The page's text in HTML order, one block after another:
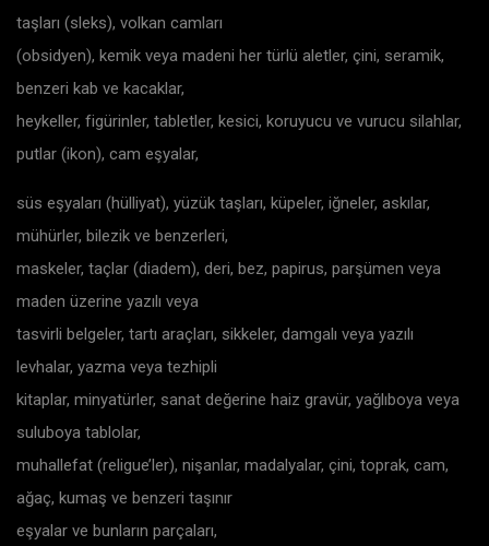
taşları (sleks), volkan camları
(obsidyen), kemik veya madeni her türlü aletler, çini, seramik,
benzeri kab ve kacaklar,
heykeller, figürinler, tabletler, kesici, koruyucu ve vurucu silahlar,
putlar (ikon), cam eşyalar,
süs eşyaları (hülliyat), yüzük taşları, küpeler, iğneler, askılar,
mühürler, bilezik ve benzerleri,
maskeler, taçlar (diadem), deri, bez, papirus, parşümen veya
maden üzerine yazılı veya
tasvirli belgeler, tartı araçları, sikkeler, damgalı veya yazılı
levhalar, yazma veya tezhipli
kitaplar, minyatürler, sanat değerine haiz gravür, yağlıboya veya
suluboya tablolar,
muhallefat (religue’ler), nişanlar, madalyalar, çini, toprak, cam,
ağaç, kumaş ve benzeri taşınır
eşyalar ve bunların parçaları,